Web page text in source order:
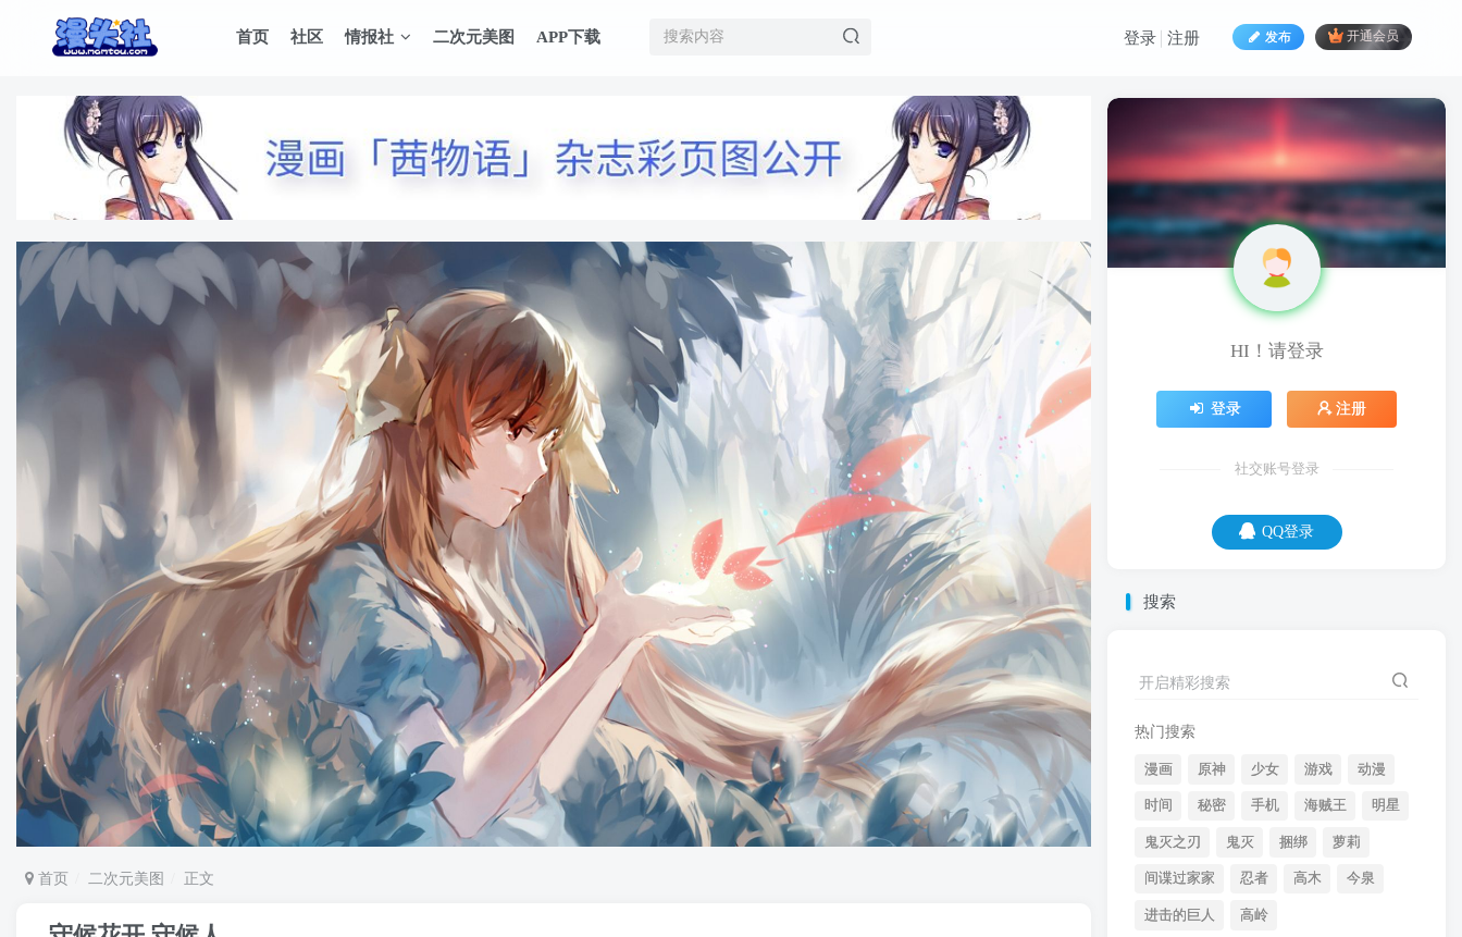
首页 社区 情报社 二次元美图 APP下载 发布 开通会员
登录 注册
首页 二次元美图 正文
HI！请登录
登录 注册
社交账号登录
QQ登录
搜索
开启精彩搜索
热门搜索
漫画 原神 少女 游戏 动漫
时间 秘密 手机 海贼王 明星
鬼灭之刃 鬼灭 捆绑 萝莉
间谍过家家 忍者 高木 今泉
进击的巨人 高岭
HI！请登录
登录 注册
社交账号登录
QQ登录
每天都在勤勤恳恳地，思考一个问题，怎